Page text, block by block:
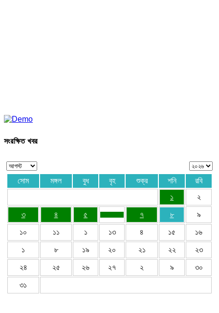
সংরক্ষিত খবর
সোম মঙ্গল বুধ বৃহ শুক্র শনি
রবি
১
২
৩ ৪ ৫ ৭ ৮ ৯
১০ ১১ ১ ১৩ ৪ ১৫ ১৬
১ ৮ ১৯ ২০ ২১ ২২ ২৩
২৪ ২৫ ২৬ ২৭ ২ ৯ ৩০
৩১